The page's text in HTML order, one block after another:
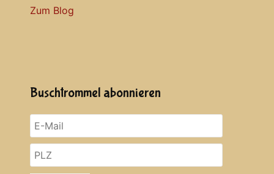
Zum Blog
Buschtrommel abonnieren